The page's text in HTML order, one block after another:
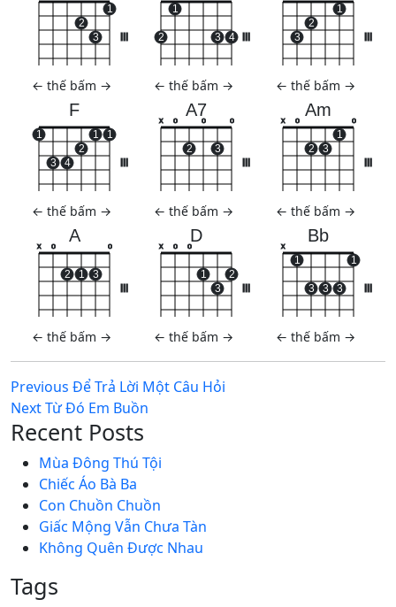
2
3
1
← thế bấm →
2
1
3 4
← thế bấm →
3
2
1
← thế bấm →
F
1
3 4
2
1 1
← thế bấm →
A7
x o
2
o
3
o
← thế bấm →
Am
x o
2 3
1
o
← thế bấm →
A
x o
2 1 3
o
← thế bấm →
D
x o o
1
3
2
← thế bấm →
Bb
x
1
3 3 3
1
← thế bấm →
Post
navigation
Previous Previous
post:
Để Trả Lời Một Câu Hỏi
NextNext
post:
Từ Đó Em Buồn
Recent Posts
Mùa Đông Thú Tội
Chiếc Áo Bà Ba
Con Chuồn Chuồn
Giấc Mộng Vẫn Chưa Tàn
Không Quên Được Nhau
Tags